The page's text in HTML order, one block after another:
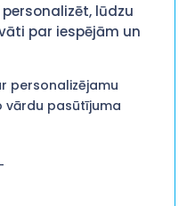
lūdzu
par iespējām un
personalizējamu
vārdu pasūtījuma